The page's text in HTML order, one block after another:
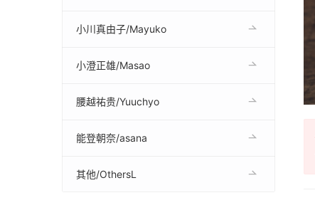
小川真由子/Mayuko
小澄正雄/Masao
腰越祐贵/Yuuchyo
能登朝奈/asana
其他/OthersL